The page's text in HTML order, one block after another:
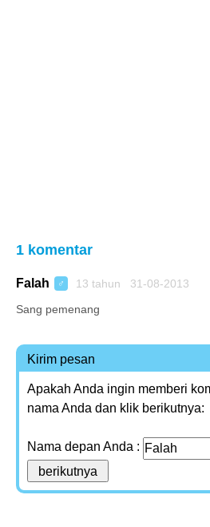
1 komentar
Falah ♂ 13 tahun 31-08-2013
Sang pemenang
Kirim pesan
Apakah Anda ingin memberi
nama Anda dan klik berikutnya:
Nama depan Anda :